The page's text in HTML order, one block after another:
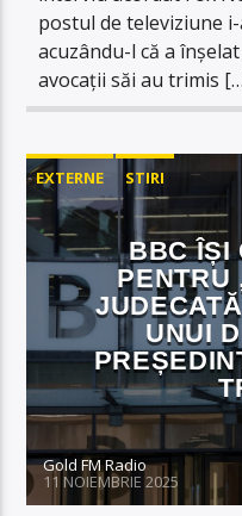
postul de televiziune
acuzându-l că a
avocații săi au trimis
EXTERNE STIRI
BBC ÎȘI
PENTRU
UNUI
Gold FM Radio
11 NOIEMBRIE 2025